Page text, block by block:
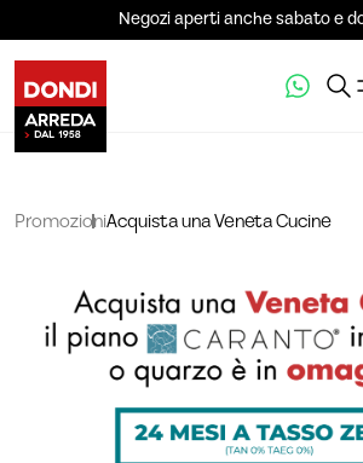
Negozi aperti anche sabato e
PromozioniAcquista una Veneta Cucine